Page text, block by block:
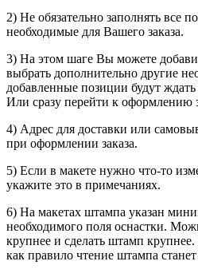
2) Не обязательно заполнять все
необходимые для Вашего заказа.
3) На этом шаге Вы можете
выбрать дополнительно другие
добавленные позиции будут
Или сразу перейти к оформлению
4) Адрес для доставки или
при оформлении заказа.
5) Если в макете нужно что-то
укажите это в примечаниях.
6) На макетах штампа указан
необходимого поля оснастки.
крупнее и сделать штамп
как правило чтение штампа станет